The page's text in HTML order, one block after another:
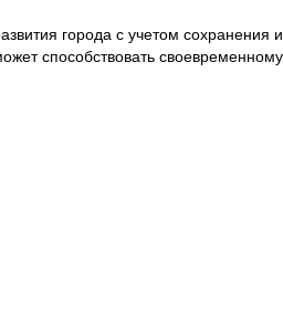
города с учетом сохранения
способствовать